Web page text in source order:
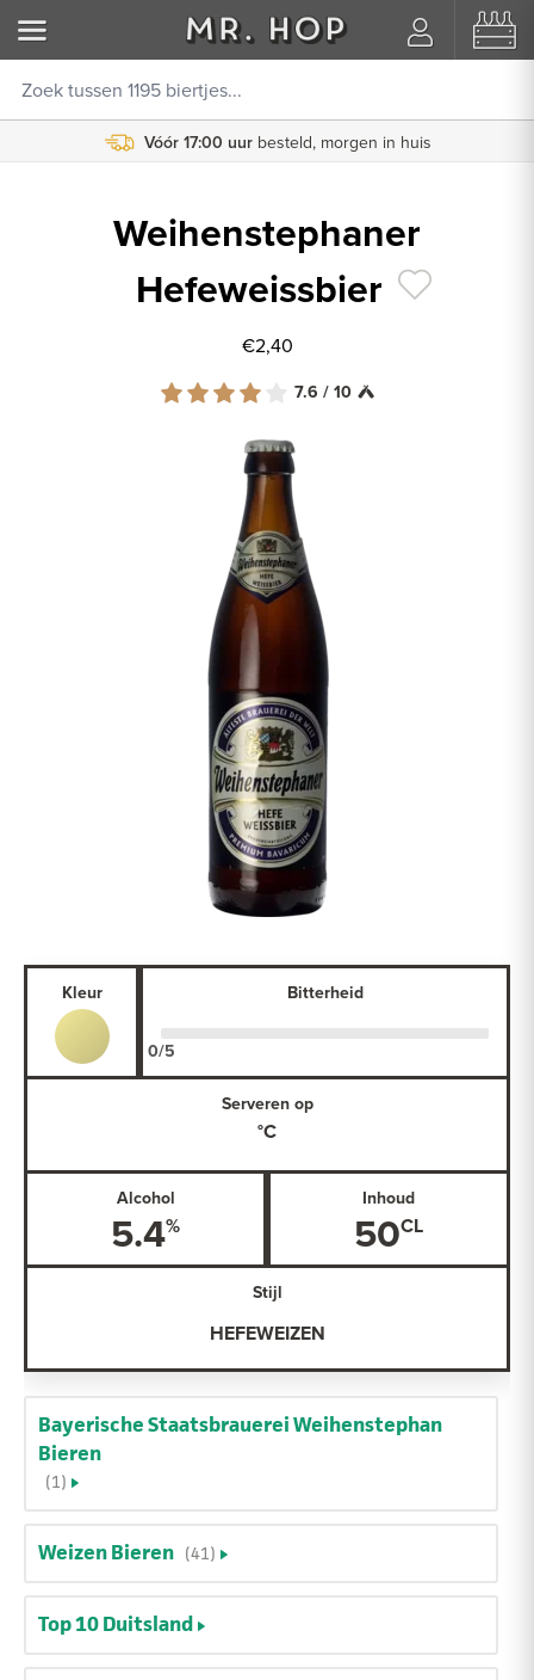
Vóór 17:00 uur besteld, morgen in huis
Weihenstephaner
Hefeweissbier
€2,40
7.6 / 10
Kleur Bitterheid
Serveren op
Alcohol
5.4
Inhoud
50
Stijl
HEFEWEIZEN
Bayerische Staatsbrauerei Weihenstephan
Bieren
(1)
Weizen Bieren (41)
Top 10 Duitsland